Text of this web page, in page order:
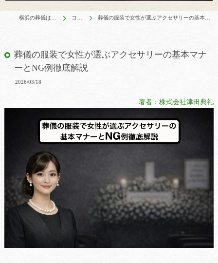
コラム 葬儀の服装で女性が選ぶアクセサリーの基本マナーとNG例徹底解説
葬儀の服装で女性が選ぶアクセサリーの基本マナ
ーとNG例徹底解説
2026/03/18
著者：株式会社津田典礼